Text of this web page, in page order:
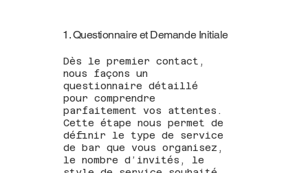
1. Questionnaire et Demande Initiale
Dès le premier contact,
nous façons un
questionnaire détaillé
pour comprendre
parfaitement vos attentes.
Cette étape nous permet de
définir le type de service
de bar que vous organisez,
le nombre d’invités, le